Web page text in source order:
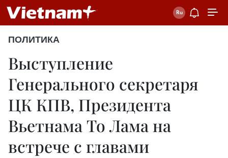
ПОЛИТИКА
Выступление
Генерального секретаря
ЦК КПВ, Президента
Вьетнама То Лама на
встрече с главами